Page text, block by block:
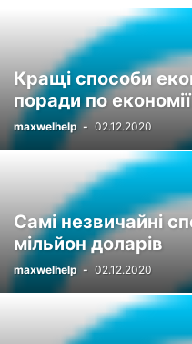
МАТЕРИНСЬКИЙ КАПІТАЛ
ПЕНСІЯ ПІЛЬГИ
СОЦЗАХИСТ
Кращі способи
поради по економії
maxwelhelp - 02.12.2020
Самі незвичайні
мільйон доларів
maxwelhelp - 02.12.2020